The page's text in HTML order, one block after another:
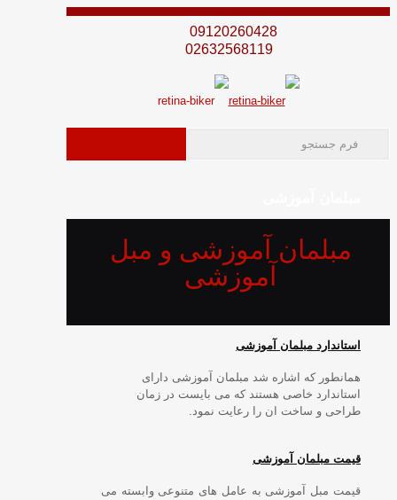
09120260428
02632568119
مبلمان آموزشی و مبل
آموزشی
استاندارد مبلمان آموزشی
همانطور که اشاره شد مبلمان آموزشی دارای
استاندارد خاصی هستند که می بایست در زمان
طراحی و ساخت ان را رعایت نمود.
قیمت مبلمان آموزشی
قیمت مبل آموزشی به عامل های متنوعی وابسته می